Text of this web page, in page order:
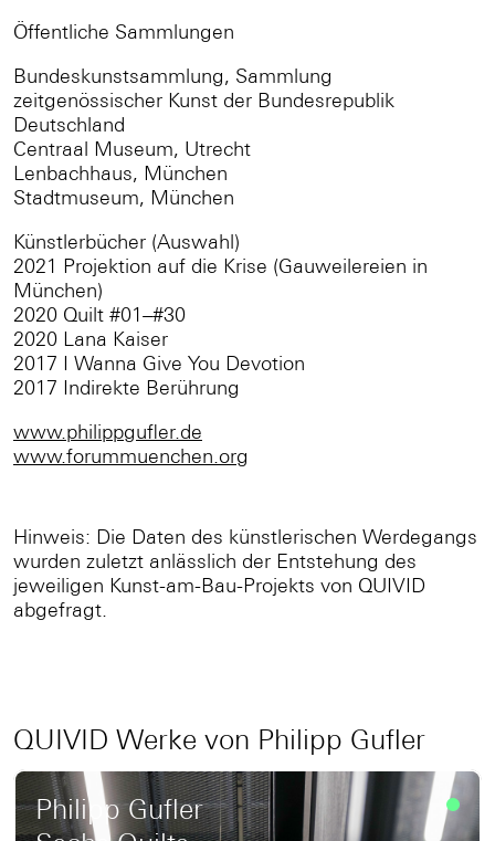
Öffentliche Sammlungen
Bundeskunstsammlung, Sammlung
zeitgenössischer Kunst der Bundesrepublik
Deutschland
Centraal Museum, Utrecht
Lenbachhaus, München
Stadtmuseum, München
Künstlerbücher (Auswahl)
2021 Projektion auf die Krise (Gauweilereien in
München)
2020 Quilt #01–#30
2020 Lana Kaiser
2017 I Wanna Give You Devotion
2017 Indirekte Berührung
www.philippgufler.de
www.forummuenchen.org
Hinweis: Die Daten des künstlerischen Werdegangs
wurden zuletzt anlässlich der Entstehung des
jeweiligen Kunst-am-Bau-Projekts von QUIVID
abgefragt.
QUIVID Werke von Philipp Gufler
Philipp Gufler